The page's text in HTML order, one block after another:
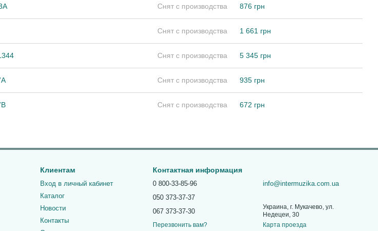
Снят с производства 876 грн
Снят с производства 1 661 грн
Снят с производства 5 345 грн
Снят с производства 935 грн
Снят с производства 672 грн
Клиентам
Вход в личный кабинет
Каталог
Новости
Контакты
Контактная информация
0 800-33-85-96
050 373-37-37
067 373-37-30
Перезвонить вам?
info@intermuzika.com.ua
Украина, г. Мукачево, ул.
Недецеи, 30
Карта проезда